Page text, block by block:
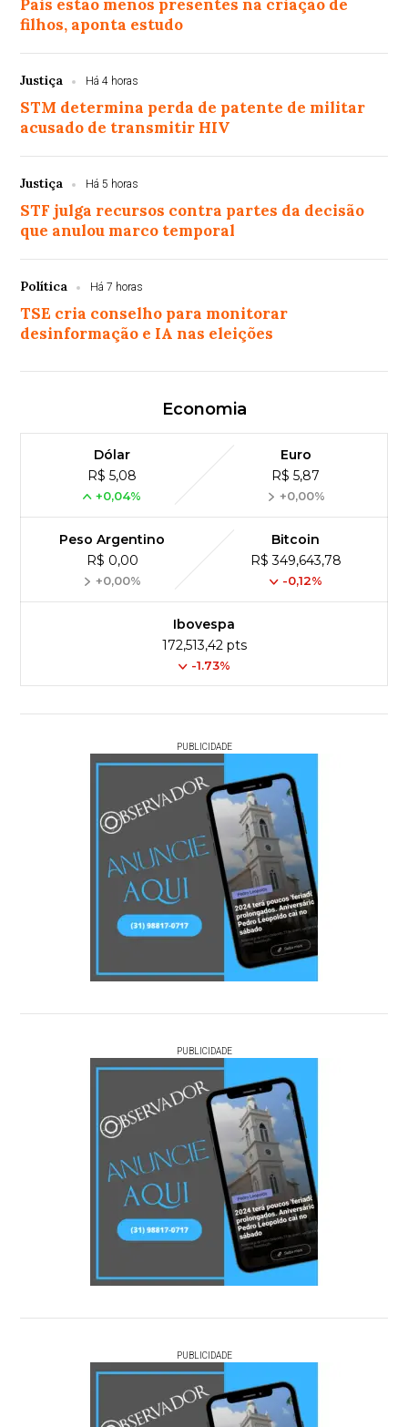
Pais estão menos presentes na criação de
filhos, aponta estudo
Justiça Há 4 horas
STM determina perda de patente de militar
acusado de transmitir HIV
Justiça Há 5 horas
STF julga recursos contra partes da decisão
que anulou marco temporal
Política Há 7 horas
TSE cria conselho para monitorar
desinformação e IA nas eleições
Economia
Dólar
R$ 5,08
+0,04%
Euro
R$ 5,87
+0,00%
Peso Argentino
R$ 0,00
+0,00%
Bitcoin
R$ 349,643,78
-0,12%
Ibovespa
172,513,42 pts
-1.73%
PUBLICIDADE
PUBLICIDADE
PUBLICIDADE